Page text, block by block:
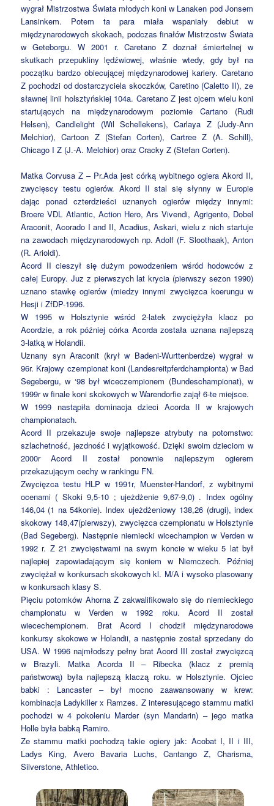
wygrał Mistrzostwa Świata młodych koni w Lanaken pod Jonsem
Lansinkem. Potem ta para miała wspaniały debiut w
międzynarodowych skokach, podczas finałów Mistrzostw Świata
w Geteborgu. W 2001 r. Caretano Z doznał śmiertelnej w
skutkach przepukliny lędźwiowej, właśnie wtedy, gdy był na
początku bardzo obiecującej międzynarodowej kariery. Caretano
Z pochodzi od dostarczyciela skoczków, Caretino (Caletto II), ze
sławnej linii holsztyńskiej 104a. Caretano Z jest ojcem wielu koni
startujących na międzynarodowym poziomie Cartano (Rudi
Helsen), Candlelight (Wil Schellekens), Carlaya Z (Judy-Ann
Melchior), Cartoon Z (Stefan Corten), Cartree Z (A. Schill),
Chicago I Z (J.-A. Melchior) oraz Cracky Z (Stefan Corten).
Matka Corvusa Z – Pr.Ada jest córką wybitnego ogiera Akord II,
zwycięscy testu ogierów. Akord II stal się słynny w Europie
dając ponad czterdzieści uznanych ogierów między innymi:
Broere VDL Atlantic, Action Hero, Ars Vivendi, Agrigento, Dobel
Araconit, Acorado I and II, Acadius, Askari, wielu z nich startuje
na zawodach międzynarodowych np. Adolf (F. Sloothaak), Anton
(R. Arioldi).
Acord II cieszył się dużym powodzeniem wśród hodowców z
całej Europy. Juz z pierwszych lat krycia (pierwszy sezon 1990)
uznano stawkę ogierów (miedzy innymi zwycięzca koerungu w
Hesji i ZfDP-1996.
W 1995 w Holsztynie wśród 2-latek zwyciężyła klacz po
Acordzie, a rok później córka Acorda została uznana najlepszą
3-latką w Holandii.
Uznany syn Araconit (krył w Badeni-Wurttenberdze) wygrał w
96r. Krajowy czempionat koni (Landesreitpferdchampionta) w Bad
Segebergu, w ‘98 był wiceczempionem (Bundeschampionat), w
1999r w finale koni skokowych w Warendorfie zajął 6-te miejsce.
W 1999 nastąpiła dominacja dzieci Acorda II w krajowych
championatach.
Acord II przekazuje swoje najlepsze atrybuty na potomstwo:
szlachetność, jezdność i wyjątkowość. Dzięki swoim dzieciom w
2000r Acord II został ponownie najlepszym ogierem
przekazującym cechy w rankingu FN.
Zwycięzca testu HLP w 1991r, Muenster-Handorf, z wybitnymi
ocenami ( Skoki 9,5-10 ; ujeżdżenie 9,67-9,0) . Index ogólny
146,04 (1 na 54konie). Index ujeżdżeniowy 138,26 (drugi), index
skokowy 148,47(pierwszy), zwycięzca czempionatu w Holsztynie
(Bad Segeberg). Następnie niemiecki wicechampion w Verden w
1992 r. Z 21 zwycięstwami na swym koncie w wieku 5 lat był
najlepiej zapowiadającym się koniem w Niemczech. Później
zwyciężał w konkursach skokowych kl. M/A i wysoko plasowany
w konkursach klasy S.
Pięciu potomków Ahorna Z zakwalifikowało się do niemieckiego
championatu w Verden w 1992 roku. Acord II został
wiecechempionem. Brat Acord I chodził międzynarodowe
konkursy skokowe w Holandii, a następnie został sprzedany do
USA. W 1996 najmłodszy pełny brat Acord III został zwycięzcą
w Brazyli. Matka Acorda II – Ribecka (klacz z premią
państwową) była najlepszą klaczą roku. w Holsztynie. Ojciec
babki : Lancaster – był mocno zaawansowany w krew:
kombinacja Ladykiller x Ramzes. Z interesującego stammu matki
pochodzi w 4 pokoleniu Marder (syn Mandarin) – jego matka
Holle była babką Ramiro.
Ze stammu matki pochodzą takie ogiery jak: Acobat I, II i III,
Ladys King, Avero Bavaria Luchs, Cantango Z, Charisma,
Silverstone, Athletico.